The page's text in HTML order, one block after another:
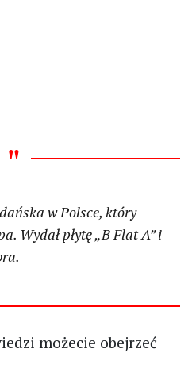
w Polsce, który
Wydał płytę „B Flat A” i
możecie obejrzeć